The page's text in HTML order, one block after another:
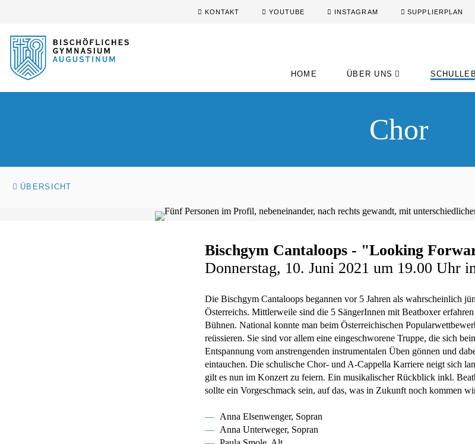
KONTAKT YOUTUBE INSTAGRAM SUPPLIERPLAN
HOME ÜBER UNS
Chor
ÜBERSICHT
Bischgym Cantaloops - "Looking
Donnerstag, 10. Juni 2021 um 19.00 Uhr
Die Bischgym Cantaloops begannen vor 5 Jahren als wahrscheinlich
Österreichs. Mittlerweile sind die 5 SängerInnen mit Beatboxer
Bühnen. National konnte man beim Österreichischen
reüssieren. Sie sind vor allem eine eingeschworene Truppe, die sich
Entspannung vom anstrengenden instrumentalen Üben gönnen und
eintauchen. Die schulische Chor- und A-Cappella Karriere neigt sich
gilt es nun im Konzert zu feiern. Ein musikalischer Rückblick inkl.
sollte ein Vorgeschmack sein, auf das, was in Zukunft noch kommen
Anna Elsenwenger, Sopran
Anna Unterweger, Sopran